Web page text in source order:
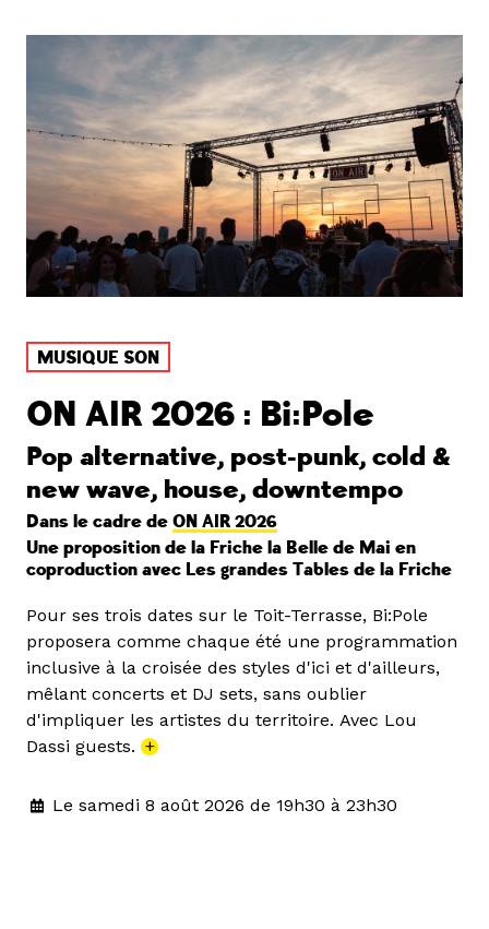
MUSIQUE SON
ON AIR 2026 : Bi:Pole
Pop alternative, post-punk, cold &
new wave, house, downtempo
Dans le cadre de ON AIR 2026
Une proposition de la Friche la Belle de Mai en
coproduction avec Les grandes Tables de la Friche
Pour ses trois dates sur le Toit-Terrasse, Bi:Pole
proposera comme chaque été une programmation
inclusive à la croisée des styles d'ici et d'ailleurs,
mêlant concerts et DJ sets, sans oublier
d'impliquer les artistes du territoire. Avec Lou
Dassi guests. +
Le samedi 8 août 2026 de 19h30 à 23h30